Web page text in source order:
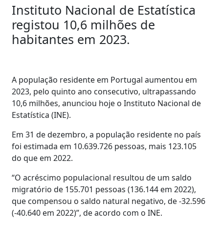
Instituto Nacional de Estatística
registou 10,6 milhões de
habitantes em 2023.
A população residente em Portugal aumentou em
2023, pelo quinto ano consecutivo, ultrapassando
10,6 milhões, anunciou hoje o Instituto Nacional de
Estatística (INE).
Em 31 de dezembro, a população residente no país
foi estimada em 10.639.726 pessoas, mais 123.105
do que em 2022.
“O acréscimo populacional resultou de um saldo
migratório de 155.701 pessoas (136.144 em 2022),
que compensou o saldo natural negativo, de -32.596
(-40.640 em 2022)”, de acordo com o INE.